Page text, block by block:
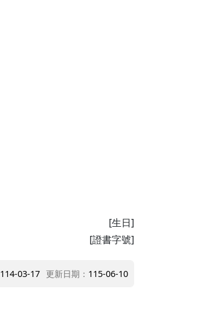
[生日]
[證書字號]
114-03-17 更新日期： 115-06-10